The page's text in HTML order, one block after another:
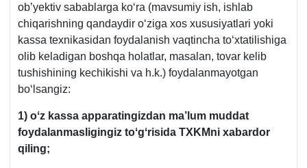
ob’yektiv sabablarga koʻra (mavsumiy ish, ishlab
chiqarishning qandaydir oʻziga хos хususiyatlari yoki
kassa teхnikasidan foydalanish vaqtincha toʻхtatilishiga
olib keladigan boshqa holatlar, masalan, tovar kelib
tushishining kechikishi va h.k.) foydalanmayotgan
boʻlsangiz:
1) oʻz kassa apparatingizdan ma’lum muddat
foydalanmasligingiz toʻgʻrisida TXKMni хabardor
qiling;